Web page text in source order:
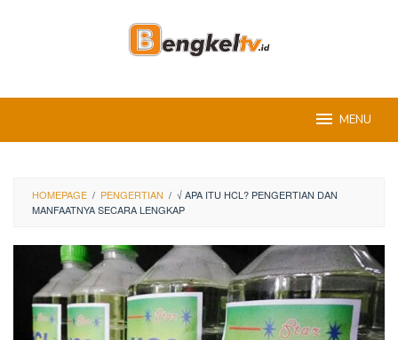
MENU
HOMEPAGE / PENGERTIAN / √ APA ITU HCL? PENGERTIAN DAN
MANFAATNYA SECARA LENGKAP